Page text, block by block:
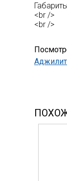
<br />
<br />